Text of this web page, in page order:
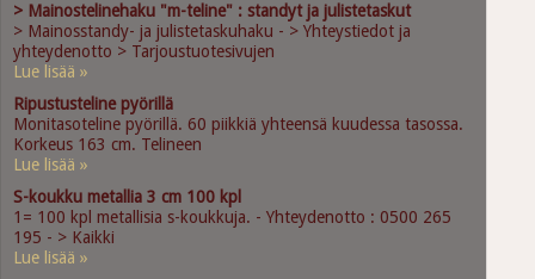
> Mainostelinehaku "m-teline" : standyt ja julistetaskut
> Mainosstandy- ja julistetaskuhaku - > Yhteystiedot ja
yhteydenotto > Tarjoustuotesivujen
Lue lisää »
Ripustusteline pyörillä
Monitasoteline pyörillä. 60 piikkiä yhteensä kuudessa tasossa.
Korkeus 163 cm. Telineen
Lue lisää »
S-koukku metallia 3 cm 100 kpl
1= 100 kpl metallisia s-koukkuja. - Yhteydenotto : 0500 265
195 - > Kaikki
Lue lisää »